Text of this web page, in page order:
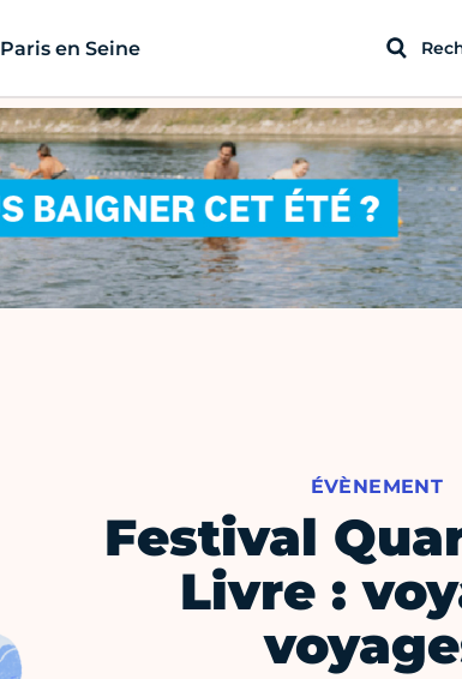
Paris en Seine
ÉVÈNEMENT
Festival
Livre :